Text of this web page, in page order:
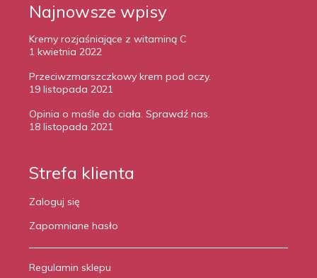
Najnowsze wpisy
Kremy rozjaśniające z witaminą C
1 kwietnia 2022
Przeciwzmarszczkowy krem pod oczy.
19 listopada 2021
Opinia o maśle do ciała. Sprawdź nas.
18 listopada 2021
Strefa klienta
Zaloguj się
Zapomniane hasło
Regulamin sklepu